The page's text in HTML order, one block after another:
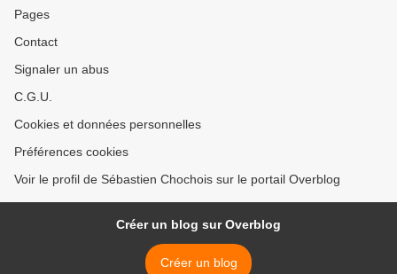
Pages
Contact
Signaler un abus
C.G.U.
Cookies et données personnelles
Préférences cookies
Voir le profil de Sébastien Chochois sur le portail Overblog
Créer un blog sur Overblog
Créer un blog